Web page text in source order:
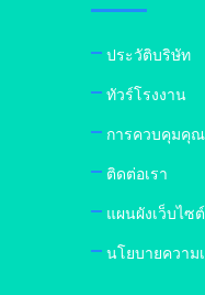
ประวัติบริษัท
ทัวร์โรงงาน
การควบคุมคุ
ติดต่อเรา
แผนผังเว็บไซต์
นโยบายความ